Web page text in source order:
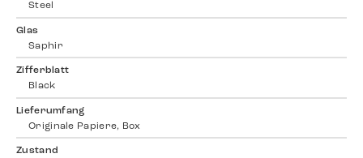
Steel
Glas
Saphir
Zifferblatt
Black
Lieferumfang
Originale Papiere, Box
Zustand